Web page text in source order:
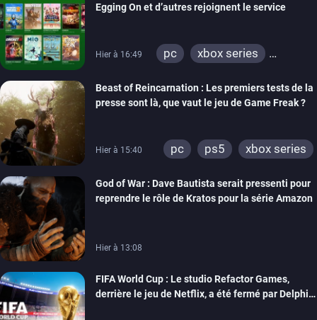
Egging On et d’autres rejoignent le service
Hier à 16:49 pc
xbox series
Beast of Reincarnation : Les premiers tests de la
presse sont là, que vaut le jeu de Game Freak ?
Hier à 15:40 pc ps5 xbox series
God of War : Dave Bautista serait pressenti pour
reprendre le rôle de Kratos pour la série Amazon
Hier à 13:08
FIFA World Cup : Le studio Refactor Games,
derrière le jeu de Netflix, a été fermé par Delphi